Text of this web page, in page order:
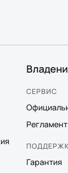
СЕРВИС
Гарантия